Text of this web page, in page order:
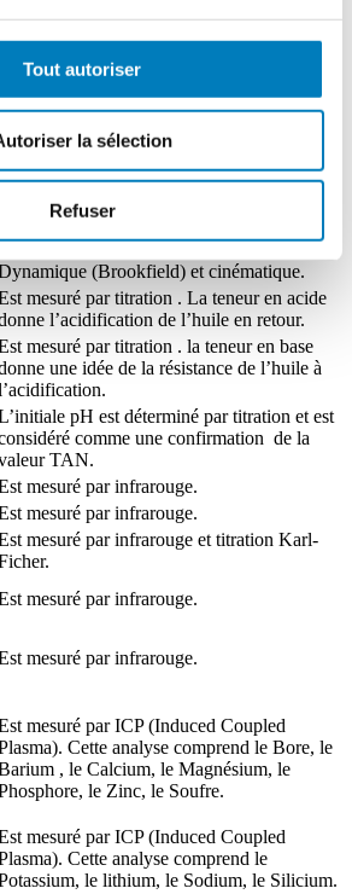
Tout autoriser
la sélection
Refuser
L’alcalinité est mesurée via titration et ne
dépasser 0,2% (m/m).
(Brookfield) et cinématique.
mesuré par titration . La teneur en acide
l’acidification de l’huile en retour.
mesuré par titration . la teneur en base
une idée de la résistance de l’huile à
pH est déterminé par titration et est
comme une confirmation de la
TAN.
mesuré par infrarouge.
mesuré par infrarouge.
mesuré par infrarouge et titration Karl-
mesuré par infrarouge.
mesuré par infrarouge.
mesuré par ICP (Induced Coupled
Cette analyse comprend le Bore, le
, le Calcium, le Magnésium, le
le Zinc, le Soufre.
mesuré par ICP (Induced Coupled
Cette analyse comprend le
le lithium, le Sodium, le Silicium.